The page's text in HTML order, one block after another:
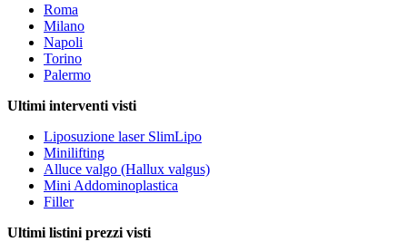
Roma
Milano
Napoli
Torino
Palermo
Ultimi interventi visti
Liposuzione laser SlimLipo
Minilifting
Alluce valgo (Hallux valgus)
Mini Addominoplastica
Filler
Ultimi listini prezzi visti